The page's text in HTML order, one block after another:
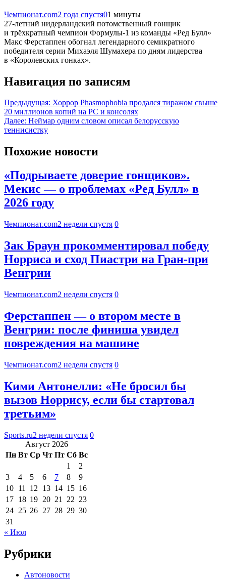
Чемпионат.com2 года спустя01 минуты
27-летний нидерландский потомственный гонщик
и трёхкратный чемпион Формулы-1 из команды «Ред Булл»
Макс Ферстаппен обогнал легендарного семикратного
победителя серии Михаэля Шумахера по дням лидерства
в «Королевских гонках».
Навигация по записям
Предыдущая: Хоррор Phasmophobia продался тиражом свыше
20 миллионов копий на PC и консолях
Далее: Неймар одним словом описал белорусскую
теннисистку
Похожие новости
«Подрываете доверие гонщиков».
Мекис — о проблемах «Ред Булл» в
2026 году
Чемпионат.com2 недели спустя 0
Зак Браун прокомментировал победу
Норриса и сход Пиастри на Гран-при
Венгрии
Чемпионат.com2 недели спустя 0
Ферстаппен — о втором месте в
Венгрии: после финиша увидел
повреждения на машине
Чемпионат.com2 недели спустя 0
Кими Антонелли: «Не бросил бы
вызов Норрису, если бы стартовал
третьим»
Sports.ru2 недели спустя 0
Август 2026
Пн Вт Ср Чт Пт Сб Вс
1
2
3
4 5 6 7 8
9
10 11 12 13 14 15 16
17 18 19 20 21 22 23
24 25 26 27 28 29 30
31
« Июл
Рубрики
Автоновости